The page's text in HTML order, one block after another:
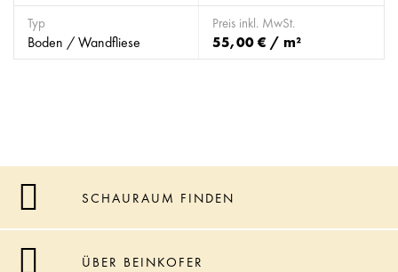
Typ
Boden / Wandfliese
Preis inkl. MwSt.
55,00 € / m²
SCHAURAUM FINDEN
ÜBER BEINKOFER